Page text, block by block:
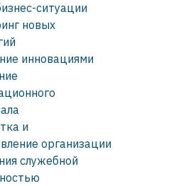
ситуации
новых
инновациями
и
организации
служебной